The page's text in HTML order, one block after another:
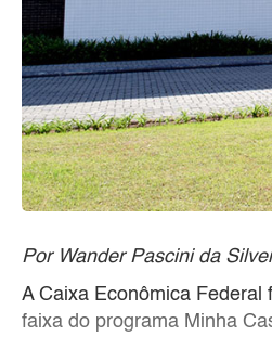
Por Wander Pascini da
A Caixa Econômica Federal
faixa do programa Minha